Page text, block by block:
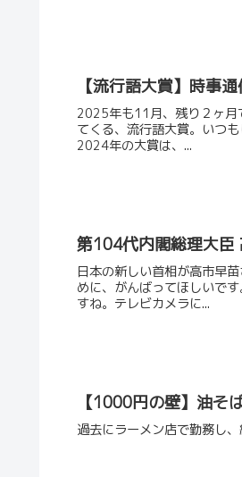
【流行語大賞】時事
2025年も11月、残り２ヶ月
てくる、流行語大賞。いつ
2024年の大賞は、...
第104代内閣総理大臣
日本の新しい首相が高市早
めに、がんばってほしいで
すね。テレビカメラに...
【1000円の壁】油そ
過去にラーメン店で勤務し